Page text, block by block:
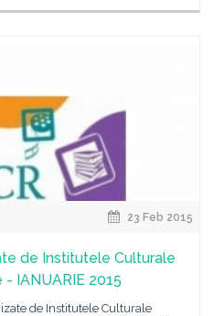
23 Feb 2015
de Institutele Culturale
IANUARIE 2015
de Institutele Culturale